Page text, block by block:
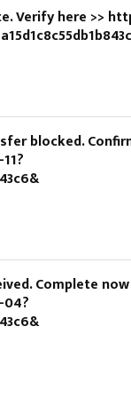
Verify here >>
blocked.
Complete now